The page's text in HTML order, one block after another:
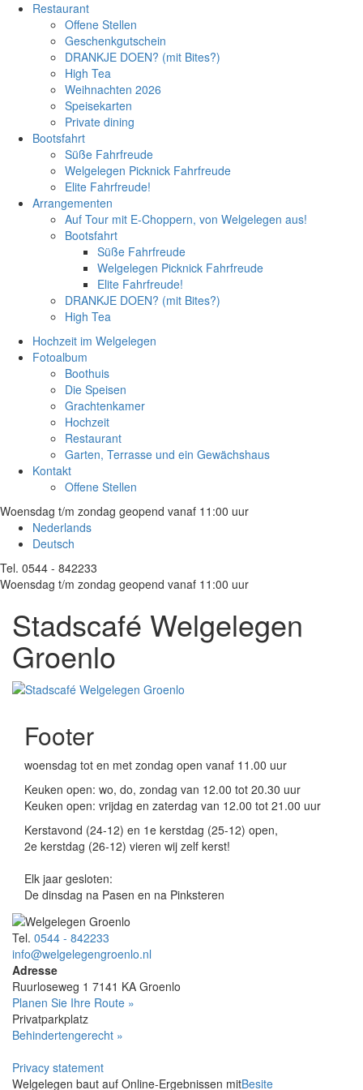
Restaurant
Offene Stellen
Geschenkgutschein
DRANKJE DOEN? (mit Bites?)
High Tea
Weihnachten 2026
Speisekarten
Private dining
Bootsfahrt
Süße Fahrfreude
Welgelegen Picknick Fahrfreude
Elite Fahrfreude!
Arrangementen
Auf Tour mit E-Choppern, von Welgelegen aus!
Bootsfahrt
Süße Fahrfreude
Welgelegen Picknick Fahrfreude
Elite Fahrfreude!
DRANKJE DOEN? (mit Bites?)
High Tea
Hochzeit im Welgelegen
Fotoalbum
Boothuis
Die Speisen
Grachtenkamer
Hochzeit
Restaurant
Garten, Terrasse und ein Gewächshaus
Kontakt
Offene Stellen
Woensdag t/m zondag geopend vanaf 11:00 uur
Nederlands
Deutsch
Tel. 0544 - 842233
Woensdag t/m zondag geopend vanaf 11:00 uur
Stadscafé Welgelegen
Groenlo
Footer
woensdag tot en met zondag open vanaf 11.00 uur
Keuken open: wo, do, zondag van 12.00 tot 20.30 uur
Keuken open: vrijdag en zaterdag van 12.00 tot 21.00 uur
Kerstavond (24-12) en 1e kerstdag (25-12) open,
2e kerstdag (26-12) vieren wij zelf kerst!
Elk jaar gesloten:
De dinsdag na Pasen en na Pinksteren
Tel. 0544 - 842233
info@welgelegengroenlo.nl
Adresse
Ruurloseweg 1 7141 KA Groenlo
Planen Sie Ihre Route »
Privatparkplatz
Behindertengerecht »
Privacy statement
Welgelegen baut auf Online-Ergebnissen mitBesite